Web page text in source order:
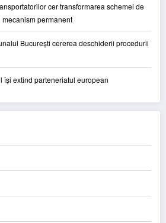
cer transformarea schemei de
permanent
București cererea deschiderii procedurii
își extind parteneriatul european